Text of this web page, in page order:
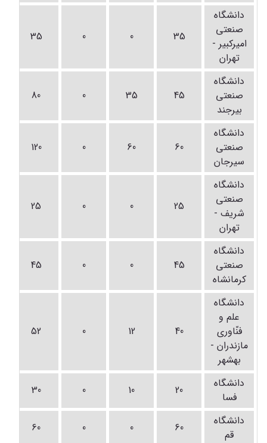
دانشگاه
صنعتی
امیرکبیر -
تهران
35
0
0
35
دانشگاه
صنعتی
بیرجند
45
35
0
80
دانشگاه
صنعتی
سیرجان
60
60
0
120
دانشگاه
صنعتی
شریف -
تهران
25
0
0
25
دانشگاه
صنعتی
کرمانشاه
45
0
0
45
دانشگاه
علم و
فنّاوری
مازندران -
بهشهر
40
12
0
52
دانشگاه
فسا
20
10
0
30
دانشگاه
قم
60
0
0
60